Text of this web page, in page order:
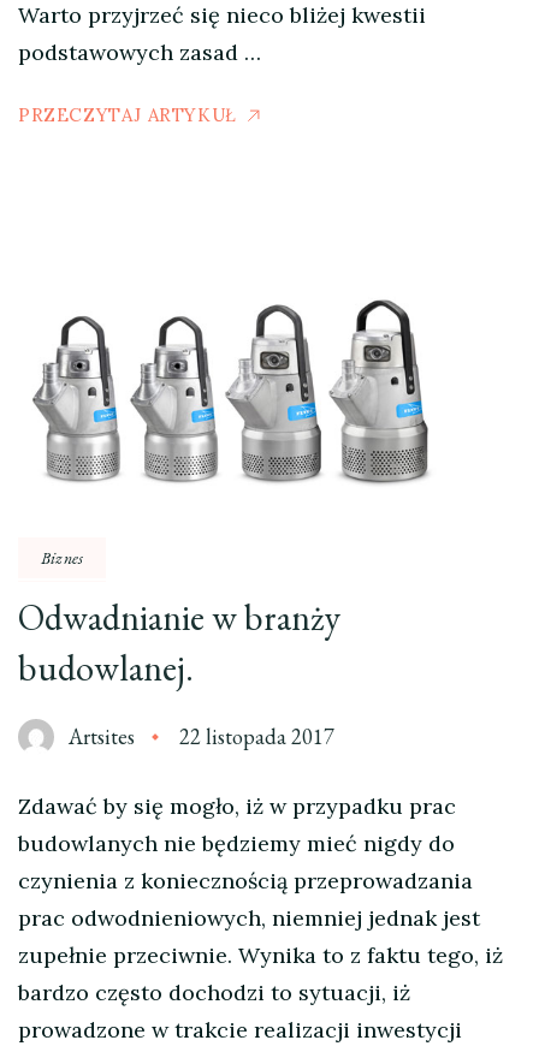
Warto przyjrzeć się nieco bliżej kwestii
podstawowych zasad …
PRZECZYTAJ ARTYKUŁ
Biznes
Odwadnianie w branży
budowlanej.
Artsites 22 listopada 2017
Zdawać by się mogło, iż w przypadku prac
budowlanych nie będziemy mieć nigdy do
czynienia z koniecznością przeprowadzania
prac odwodnieniowych, niemniej jednak jest
zupełnie przeciwnie. Wynika to z faktu tego, iż
bardzo często dochodzi to sytuacji, iż
prowadzone w trakcie realizacji inwestycji